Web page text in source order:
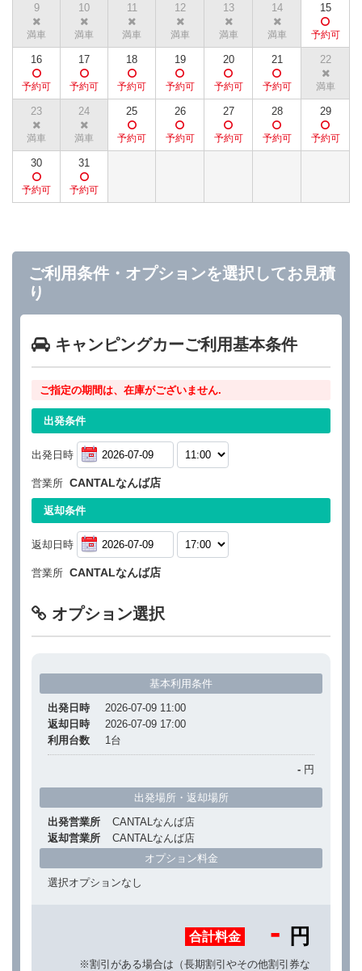
9 10 11 12 13 14 15
16 17 18 19 20 21 22
23 24 25 26 27 28 29
30 31
ご利用条件・オプションを選択してお見積
り
キャンピングカーご利用基本条件
ご指定の期間は、在庫がございません.
出発条件
出発日時
営業所 CANTALなんば店
返却条件
返却日時
営業所 CANTALなんば店
オプション選択
基本利用条件
出発日時
2026-07-09 11:00
返却日時
2026-07-09 17:00
利用台数
1台
- 円
出発場所・返却場所
出発営業所
CANTALなんば店
返却営業所
CANTALなんば店
オプション料金
選択オプションなし
合計料金 - 円
※割引がある場合は（長期割引やその他割引券な